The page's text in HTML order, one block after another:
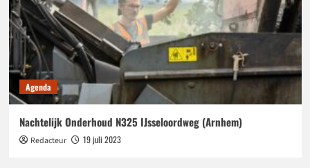
Agenda
Nachtelijk Onderhoud N325 IJsseloordweg (Arnhem)
Redacteur 19 juli 2023